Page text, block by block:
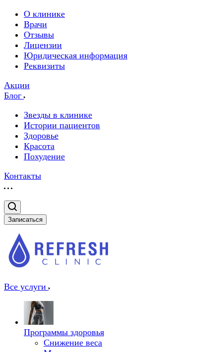
О клинике
Врачи
Отзывы
Лицензии
Юридическая информация
Реквизиты
Акции
Блог
Звезды в клинике
Истории пациентов
Здоровье
Красота
Похудение
Контакты
Записаться
Все услуги
Программы здоровья
Снижение веса